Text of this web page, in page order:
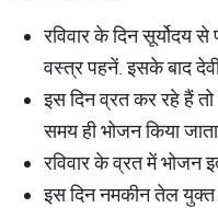
रविवार के दिन
वस्त्र पहनें. इसके बाद
इस दिन व्रत कर रहे हैं
समय ही भोजन किया
रविवार के व्रत में भोजन
इस दिन नमकीन तेल युक्त